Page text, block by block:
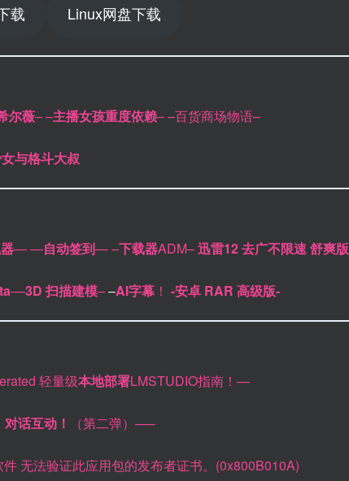
载 Linux网盘下载
尔薇––主播女孩重度依赖––百货商场物语–
与格斗大叔
——自动签到—–下载器ADM–迅雷12 去广不限速 舒爽版
––3D 扫描建模––AI字幕 ！ -安卓 RAR 高级版-
轻量级本地部署LMSTUDIO指南！—
话互动！ （第二弹）—–
无法验证此应用包的发布者证书。(0x800B010A)